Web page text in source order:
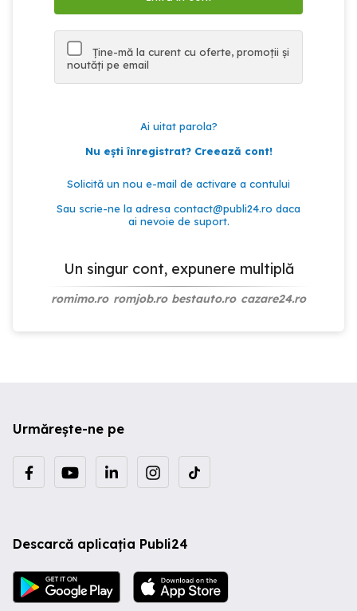
Ține-mă la curent cu oferte, promoții și
noutăți pe email
Ai uitat parola?
Nu ești înregistrat? Creează cont!
Solicită un nou e-mail de activare a contului
Sau scrie-ne la adresa contact@publi24.ro daca
ai nevoie de suport.
Un singur cont, expunere multiplă
romimo.ro romjob.ro bestauto.ro cazare24.ro
Urmărește-ne pe
Descarcă aplicația Publi24